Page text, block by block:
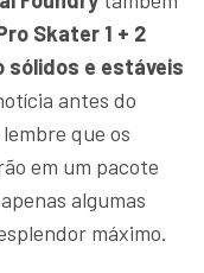
Skater 1 + 2
sólidos e estáveis
antes do
que os
em um pacote
algumas
máximo.